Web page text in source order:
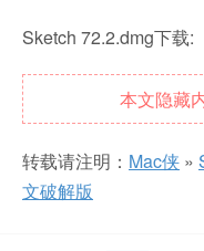
Sketch 72.2.dmg下载:
本文隐藏
转载请注明： Mac侠 »
文破解版